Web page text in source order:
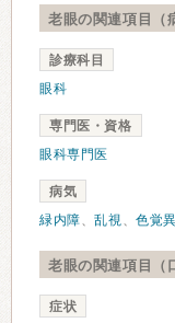
老眼の関連項目（
診療科目
眼科
専門医・資格
眼科専門医
病気
緑内障、乱視、色覚
老眼の関連項目（
症状